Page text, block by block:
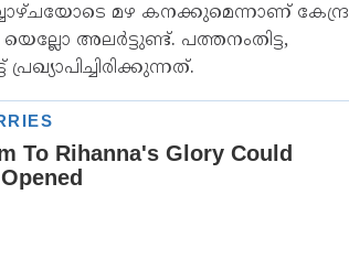
മഴ കനക്കുമെന്നാണ് കേന്ദ്ര
യെല്ലോ അലര്‍ട്ടുണ്ട്. പത്തനംതിട്ട,